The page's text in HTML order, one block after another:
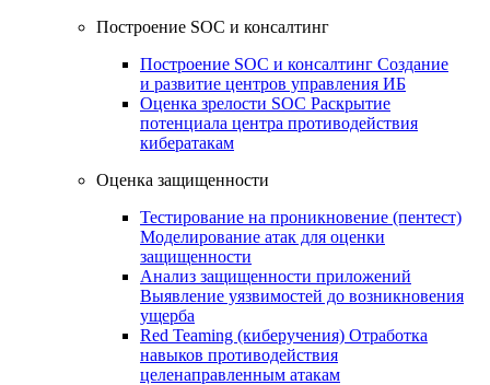
Построение SOC и консалтинг
Построение SOC и консалтинг Создание
и развитие центров управления ИБ
Оценка зрелости SOC Раскрытие
потенциала центра противодействия
кибератакам
Оценка защищенности
Тестирование на проникновение (пентест)
Моделирование атак для оценки
защищенности
Анализ защищенности приложений
Выявление уязвимостей до возникновения
ущерба
Red Teaming (киберучения) Отработка
навыков противодействия
целенаправленным атакам